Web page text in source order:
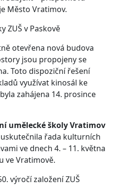
Město Vratimov.
ZUŠ v Paskově
otevřena nová budova
jsou propojeny se
Toto dispoziční řešení
využívat kinosál ke
zahájena 14. prosince
umělecké školy Vratimov
řada kulturních
ve dnech 4. – 11. května
ve Vratimově.
výročí založení ZUŠ